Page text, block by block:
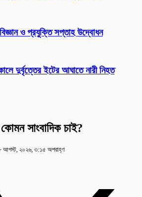
ও প্রযুক্তি সপ্তাহ উদ্বোধন
দুর্বৃত্তের ইটের আঘাতে নারী নিহত
সাংবাদিক চাই?
৮ আগস্ট, ২০২৬, ৩:১৫ অপরাহ্ণ